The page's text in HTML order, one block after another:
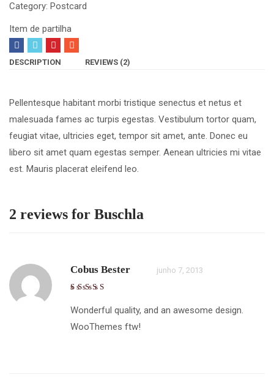
Category: Postcard
Item de partilha
DESCRIPTION REVIEWS (2)
Pellentesque habitant morbi tristique senectus et netus et
malesuada fames ac turpis egestas. Vestibulum tortor quam,
feugiat vitae, ultricies eget, tempor sit amet, ante. Donec eu
libero sit amet quam egestas semper. Aenean ultricies mi vitae
est. Mauris placerat eleifend leo.
2 reviews for Buschla
Cobus Bester junho 7, 2013
Wonderful quality, and an awesome design.
WooThemes ftw!